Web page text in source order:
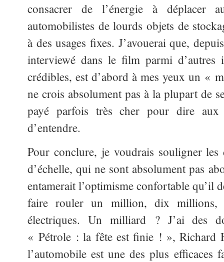
consacrer de l’énergie à déplacer
automobilistes de lourds objets de
à des usages fixes. J’avouerai que,
interviewé dans le film parmi d’autres
crédibles, est d’abord à mes yeux un «
ne crois absolument pas à la plupart de
payé parfois très cher pour dire
d’entendre.
Pour conclure, je voudrais souligner les
d’échelle, qui ne sont absolument pas
entamerait l’optimisme confortable qu’il
faire rouler un million, dix millions,
électriques. Un milliard ? J’ai des
« Pétrole : la fête est finie ! », Richard
l’automobile est une des plus efficaces